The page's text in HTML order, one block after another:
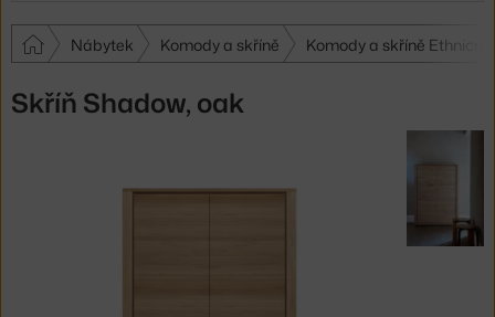
Nábytek Komody a skříně Komody a skříně
Skříň Shadow, oak